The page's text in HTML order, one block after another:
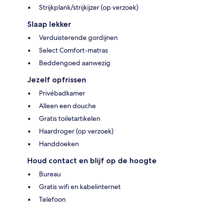
Strijkplank/strijkijzer (op verzoek)
Slaap lekker
Verduisterende gordijnen
Select Comfort-matras
Beddengoed aanwezig
Jezelf opfrissen
Privébadkamer
Alleen een douche
Gratis toiletartikelen
Haardroger (op verzoek)
Handdoeken
Houd contact en blijf op de hoogte
Bureau
Gratis wifi en kabelinternet
Telefoon